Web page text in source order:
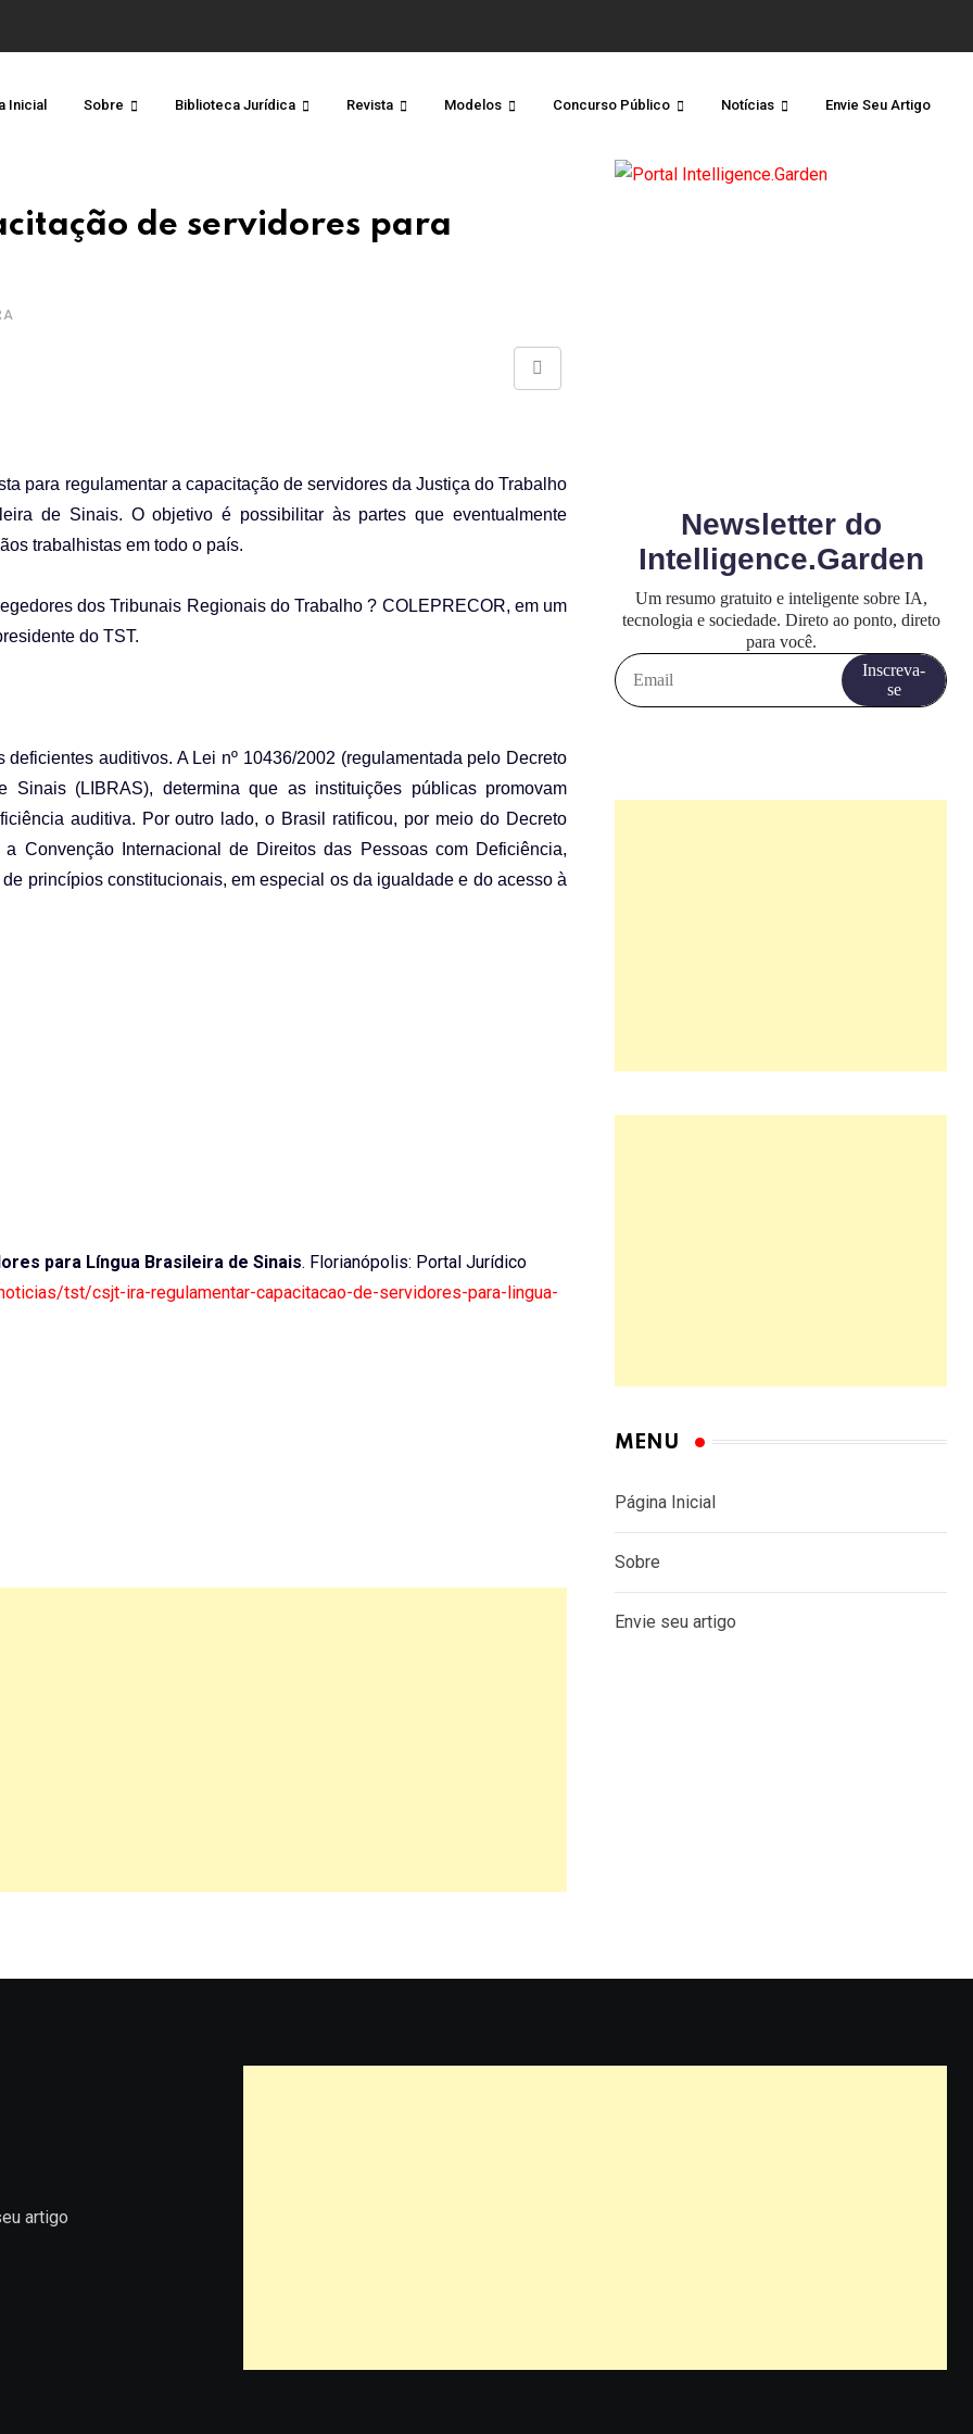
Inicial Sobre Biblioteca Jurídica Revista Modelos Concurso Público Notícias Envie Seu Artigo
de servidores para
Share
para regulamentar a capacitação de servidores da Justiça do Trabalho
de Sinais. O objetivo é possibilitar às partes que eventualmente
trabalhistas em todo o país.
dos Tribunais Regionais do Trabalho ? COLEPRECOR, em um
do TST.
auditivos. A Lei nº 10436/2002 (regulamentada pelo Decreto
(LIBRAS), determina que as instituições públicas promovam
auditiva. Por outro lado, o Brasil ratificou, por meio do Decreto
Convenção Internacional de Direitos das Pessoas com Deficiência,
princípios constitucionais, em especial os da igualdade e do acesso à
para Língua Brasileira de Sinais. Florianópolis: Portal Jurídico
tst/csjt-ira-regulamentar-capacitacao-de-servidores-para-lingua-
MENU
Página Inicial
Sobre
Envie seu artigo
artigo